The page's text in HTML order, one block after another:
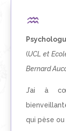
♒︎
(UCL et
Bernard
J’ai à
qui pèse ou